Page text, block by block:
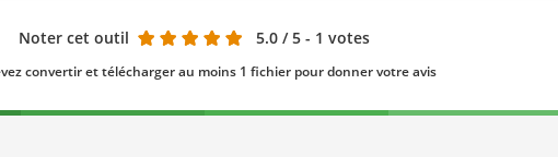
Noter cet outil 5.0 / 5 - 1 votes
convertir et télécharger au moins 1 fichier pour donner votre avis